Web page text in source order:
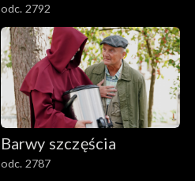
odc. 2792
Barwy szczęścia
odc. 2787